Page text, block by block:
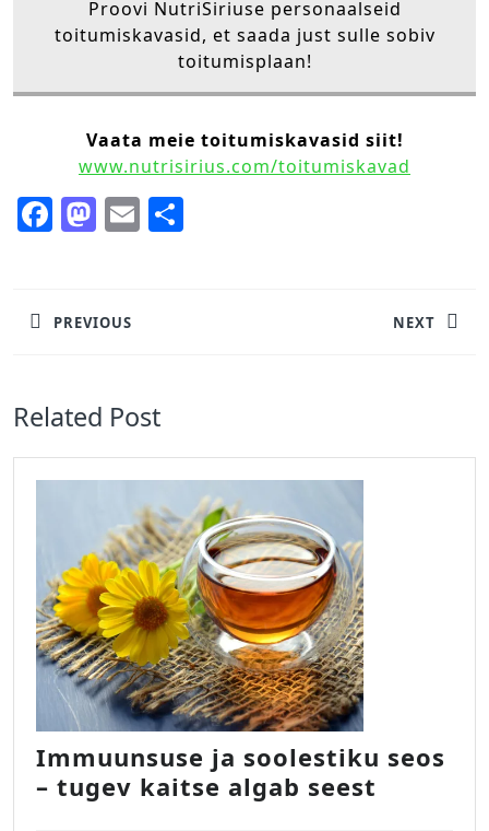
Proovi NutriSiriuse personaalseid
toitumiskavasid, et saada just sulle sobiv
toitumisplaan!
Vaata meie toitumiskavasid siit!
www.nutrisirius.com/toitumiskavad
F
e
o
k
M
o
n
E
PREVIOUS NEXT
Related Post
Immuunsuse ja soolestiku seos
– tugev kaitse algab seest